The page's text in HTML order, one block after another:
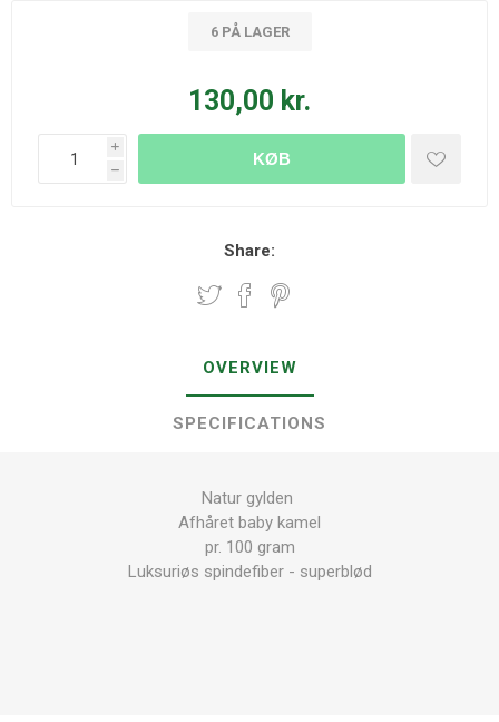
6 PÅ LAGER
130,00 kr.
i
h
KØB
Share:
OVERVIEW
SPECIFICATIONS
Natur gylden
Afhåret baby kamel
pr. 100 gram
Luksuriøs spindefiber - superblød